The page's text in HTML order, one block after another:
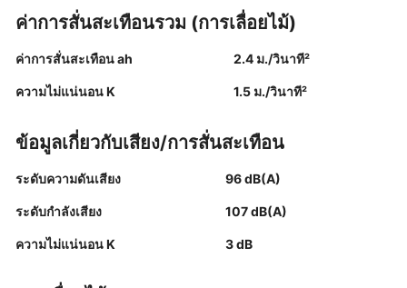
ค่าการสั่นสะเทือนรวม (การเลื่อยไม้)
ค่าการสั่นสะเทือน ah 2.4 ม./วินาที²
ความไม่แน่นอน K 1.5 ม./วินาที²
ข้อมูลเกี่ยวกับเสียง/การสั่นสะเทือน
ระดับความดันเสียง 96 dB(A)
ระดับกำลังเสียง 107 dB(A)
ความไม่แน่นอน K 3 dB